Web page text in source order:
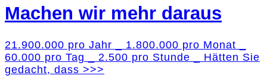
Machen wir mehr daraus
21.900.000 pro Jahr _ 1.800.000 pro Monat _
60.000 pro Tag _ 2.500 pro Stunde _ Hätten Sie
gedacht, dass >>>